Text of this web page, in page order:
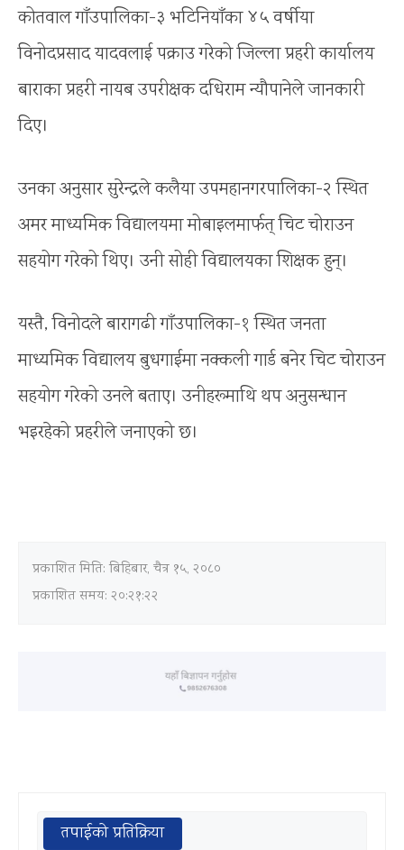
कोतवाल गाँउपालिका-३ भटिनियाँका ४५ वर्षीया
विनोदप्रसाद यादवलाई पक्राउ गरेको जिल्ला प्रहरी कार्यालय
बाराका प्रहरी नायब उपरीक्षक दधिराम न्यौपानेले जानकारी
दिए।
उनका अनुसार सुरेन्द्रले कलैया उपमहानगरपालिका-२ स्थित
अमर माध्यमिक विद्यालयमा मोबाइलमार्फत् चिट चोराउन
सहयोग गरेको थिए। उनी सोही विद्यालयका शिक्षक हुन्।
यस्तै, विनोदले बारागढी गाँउपालिका-१ स्थित जनता
माध्यमिक विद्यालय बुधगाईमा नक्कली गार्ड बनेर चिट चोराउन
सहयोग गरेको उनले बताए। उनीहरूमाथि थप अनुसन्धान
भइरहेको प्रहरीले जनाएको छ।
प्रकाशित मिति: बिहिबार, चैत्र १५, २०८०
प्रकाशित समय: २०:२१:२२
तपाईको प्रतिक्रिया